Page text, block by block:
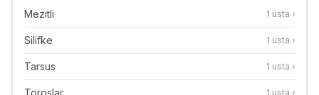
Mezitli 1 usta ›
Silifke 1 usta ›
Tarsus 1 usta ›
Toroslar 1 usta ›